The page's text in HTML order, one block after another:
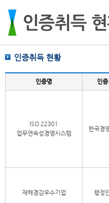
인증취득 현황
인증명 인
ISO 22301
업무연속성경영시스템
한국경
재해경감우수기업 행정